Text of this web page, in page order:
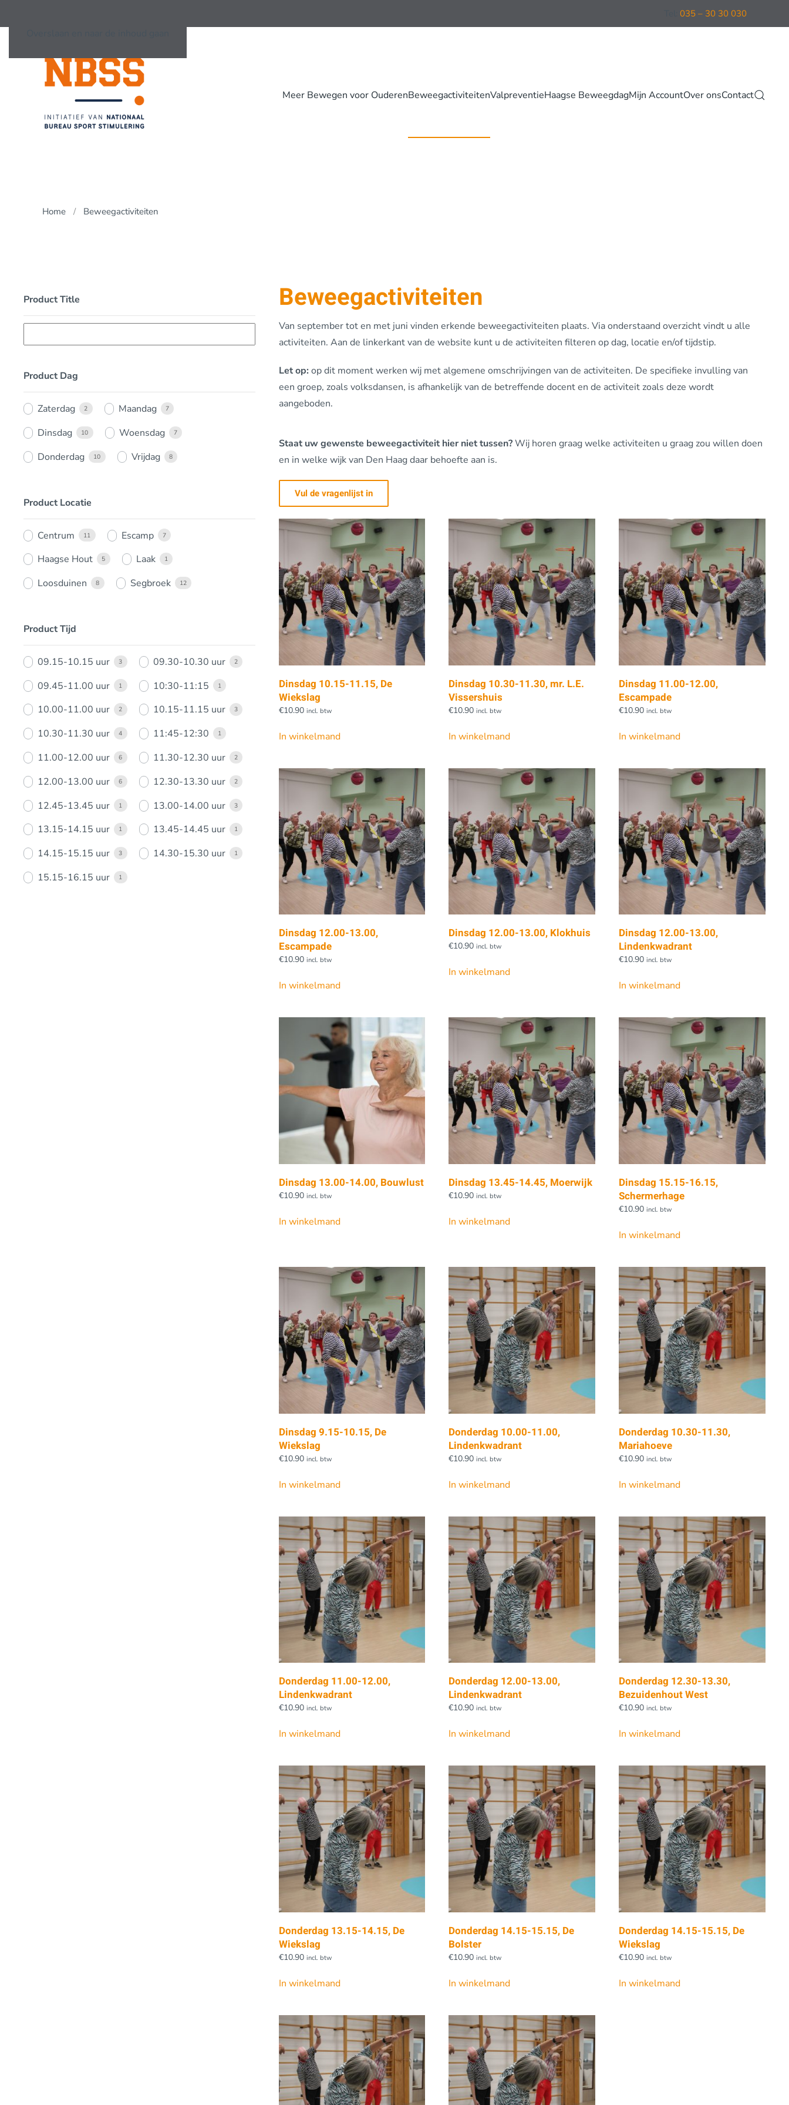
035 – 30 30 030
Meer Bewegen voor OuderenBeweegactiviteitenValpreventieHaagse BeweegdagMijn AccountOver onsContact
Home Beweegactiviteiten
Product Title
Product Dag
Zaterdag 2 Maandag 7
Dinsdag 10 Woensdag 7
Donderdag 10 Vrijdag 8
Product Locatie
Centrum 11 Escamp 7
Haagse Hout 5 Laak 1
Loosduinen 8 Segbroek 12
Product Tijd
09.15-10.15 uur 3 09.30-10.30 uur 2
09.45-11.00 uur 1 10:30-11:15 1
10.00-11.00 uur 2 10.15-11.15 uur 3
10.30-11.30 uur 4 11:45-12:30 1
11.00-12.00 uur 6 11.30-12.30 uur 2
12.00-13.00 uur 6 12.30-13.30 uur 2
12.45-13.45 uur 1 13.00-14.00 uur 3
13.15-14.15 uur 1 13.45-14.45 uur 1
14.15-15.15 uur 3 14.30-15.30 uur 1
15.15-16.15 uur 1
Beweegactiviteiten
Van september tot en met juni vinden erkende beweegactiviteiten plaats. Via onderstaand overzicht vindt u alle
activiteiten. Aan de linkerkant van de website kunt u de activiteiten filteren op dag, locatie en/of tijdstip.
Let op: op dit moment werken wij met algemene omschrijvingen van de activiteiten. De specifieke invulling van
een groep, zoals volksdansen, is afhankelijk van de betreffende docent en de activiteit zoals deze wordt
aangeboden.
Staat uw gewenste beweegactiviteit hier niet tussen?Wij horen graag welke activiteiten u graag zou willen doen
en in welke wijk van Den Haag daar behoefte aan is.
Vul de vragenlijst in
Dinsdag 10.15-11.15, De
Wiekslag
€10.90 incl. btw
In winkelmand
Dinsdag 10.30-11.30, mr. L.E.
Vissershuis
€10.90 incl. btw
In winkelmand
Dinsdag 11.00-12.00,
Escampade
€10.90 incl. btw
In winkelmand
Dinsdag 12.00-13.00,
Escampade
€10.90 incl. btw
In winkelmand
Dinsdag 12.00-13.00, Klokhuis
€10.90 incl. btw
In winkelmand
Dinsdag 12.00-13.00,
Lindenkwadrant
€10.90 incl. btw
In winkelmand
Dinsdag 13.00-14.00, Bouwlust
€10.90 incl. btw
In winkelmand
Dinsdag 13.45-14.45, Moerwijk
€10.90 incl. btw
In winkelmand
Dinsdag 15.15-16.15,
Schermerhage
€10.90 incl. btw
In winkelmand
Dinsdag 9.15-10.15, De
Wiekslag
€10.90 incl. btw
In winkelmand
Donderdag 10.00-11.00,
Lindenkwadrant
€10.90 incl. btw
In winkelmand
Donderdag 10.30-11.30,
Mariahoeve
€10.90 incl. btw
In winkelmand
Donderdag 11.00-12.00,
Lindenkwadrant
€10.90 incl. btw
In winkelmand
Donderdag 12.00-13.00,
Lindenkwadrant
€10.90 incl. btw
In winkelmand
Donderdag 12.30-13.30,
Bezuidenhout West
€10.90 incl. btw
In winkelmand
Donderdag 13.15-14.15, De
Wiekslag
€10.90 incl. btw
In winkelmand
Donderdag 14.15-15.15, De
Bolster
€10.90 incl. btw
In winkelmand
Donderdag 14.15-15.15, De
Wiekslag
€10.90 incl. btw
In winkelmand